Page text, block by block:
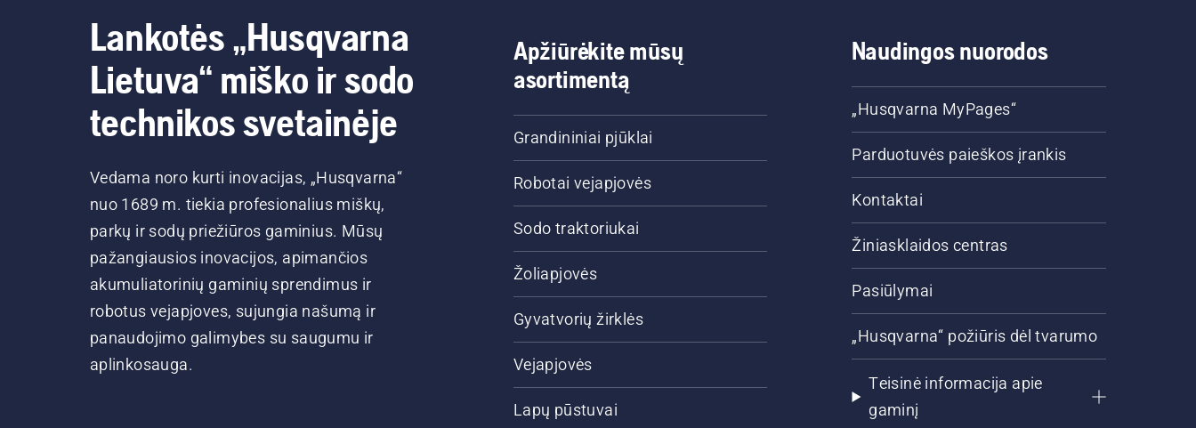
Lankotės „Husqvarna
Lietuva“ miško ir sodo
technikos svetainėje
Vedama noro kurti inovacijas, „Husqvarna“
nuo 1689 m. tiekia profesionalius miškų,
parkų ir sodų priežiūros gaminius. Mūsų
pažangiausios inovacijos, apimančios
akumuliatorinių gaminių sprendimus ir
robotus vejapjoves, sujungia našumą ir
panaudojimo galimybes su saugumu ir
aplinkosauga.
Apžiūrėkite mūsų
asortimentą
Grandininiai pjūklai
Robotai vejapjovės
Sodo traktoriukai
Žoliapjovės
Gyvatvorių žirklės
Vejapjovės
Lapų pūstuvai
Naudingos nuorodos
„Husqvarna MyPages“
Parduotuvės paieškos įrankis
Kontaktai
Žiniasklaidos centras
Pasiūlymai
„Husqvarna“ požiūris dėl tvarumo
Teisinė informacija apie
gaminį